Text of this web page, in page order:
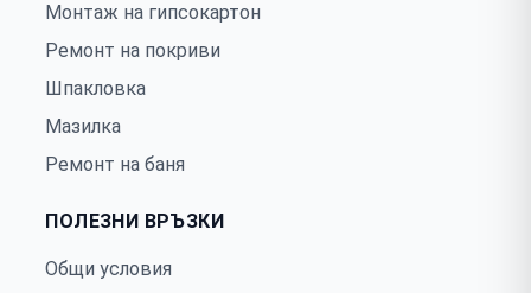
Монтаж на гипсокартон
Ремонт на покриви
Шпакловка
Мазилка
Ремонт на баня
ПОЛЕЗНИ ВРЪЗКИ
Общи условия